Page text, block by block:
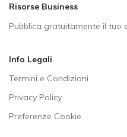
Risorse Business
Pubblica gratuitamente il tuo
Info Legali
Termini e Condizioni
Privacy Policy
Preferenze Cookie